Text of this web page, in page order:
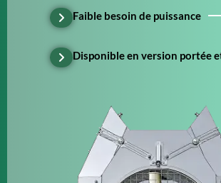
Faible besoin de puissance
Disponible en version portée